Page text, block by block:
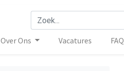
Over Ons Vacatures FAQ